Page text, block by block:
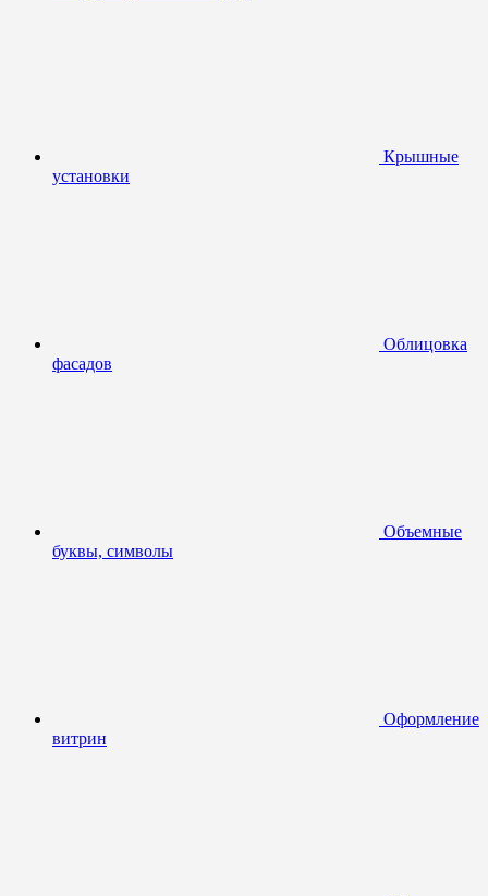
Крышные
установки
Облицовка
фасадов
Объемные
буквы, символы
Оформление
витрин